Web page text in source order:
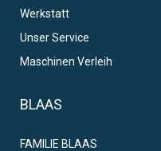
Werkstatt
Unser Service
Maschinen Verleih
BLAAS
FAMILIE BLAAS